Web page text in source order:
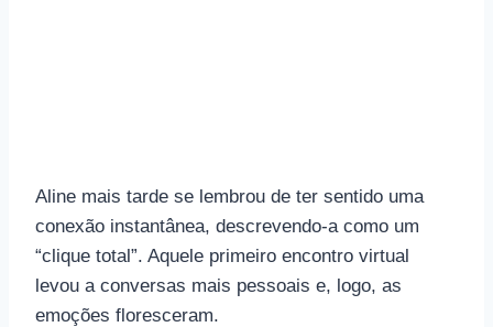
Aline mais tarde se lembrou de ter sentido uma
conexão instantânea, descrevendo-a como um
“clique total”. Aquele primeiro encontro virtual
levou a conversas mais pessoais e, logo, as
emoções floresceram.